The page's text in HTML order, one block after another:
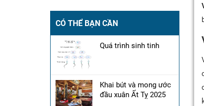
CÓ THỂ BẠN CẦN
Quá trình sinh tinh
Khai bút và mong ước
đầu xuân Ất Tỵ 2025